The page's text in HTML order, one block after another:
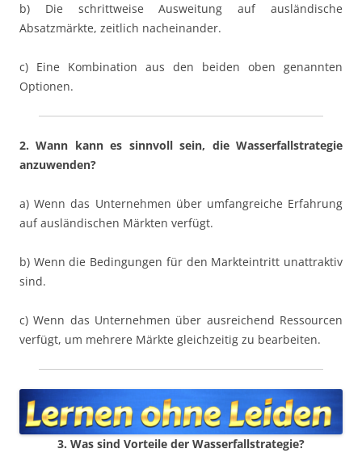
b) Die schrittweise Ausweitung auf ausländische
Absatzmärkte, zeitlich nacheinander.
c) Eine Kombination aus den beiden oben genannten
Optionen.
2. Wann kann es sinnvoll sein, die Wasserfallstrategie
anzuwenden?
a) Wenn das Unternehmen über umfangreiche Erfahrung
auf ausländischen Märkten verfügt.
b) Wenn die Bedingungen für den Markteintritt unattraktiv
sind.
c) Wenn das Unternehmen über ausreichend Ressourcen
verfügt, um mehrere Märkte gleichzeitig zu bearbeiten.
3. Was sind Vorteile der Wasserfallstrategie?